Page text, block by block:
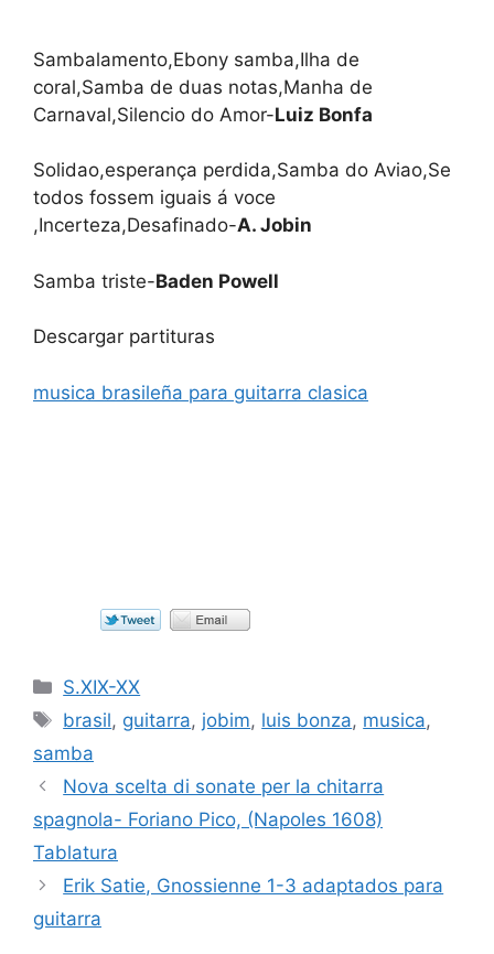
Sambalamento,Ebony samba,Ilha de
coral,Samba de duas notas,Manha de
Carnaval,Silencio do Amor-Luiz Bonfa
Solidao,esperança perdida,Samba do Aviao,Se
todos fossem iguais á voce
,Incerteza,Desafinado-A. Jobin
Samba triste-Baden Powell
Descargar partituras
musica brasileña para guitarra clasica
Categorías
S.XIX-XX
Etiquetas
brasil, guitarra, jobim, luis bonza, musica,
samba
Nova scelta di sonate per la chitarra
spagnola- Foriano Pico, (Napoles 1608)
Tablatura
Erik Satie, Gnossienne 1-3 adaptados para
guitarra